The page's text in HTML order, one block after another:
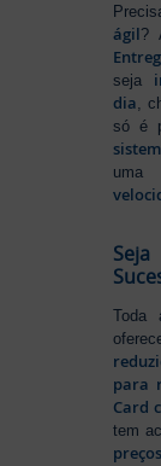
ágil?
seja
dia ,
só é
uma
Toda
para
Card
tem